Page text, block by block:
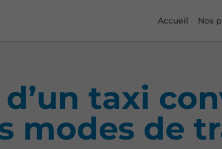
Accueil Nos
taxi
modes de